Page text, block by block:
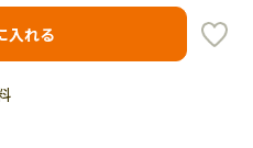
入れる